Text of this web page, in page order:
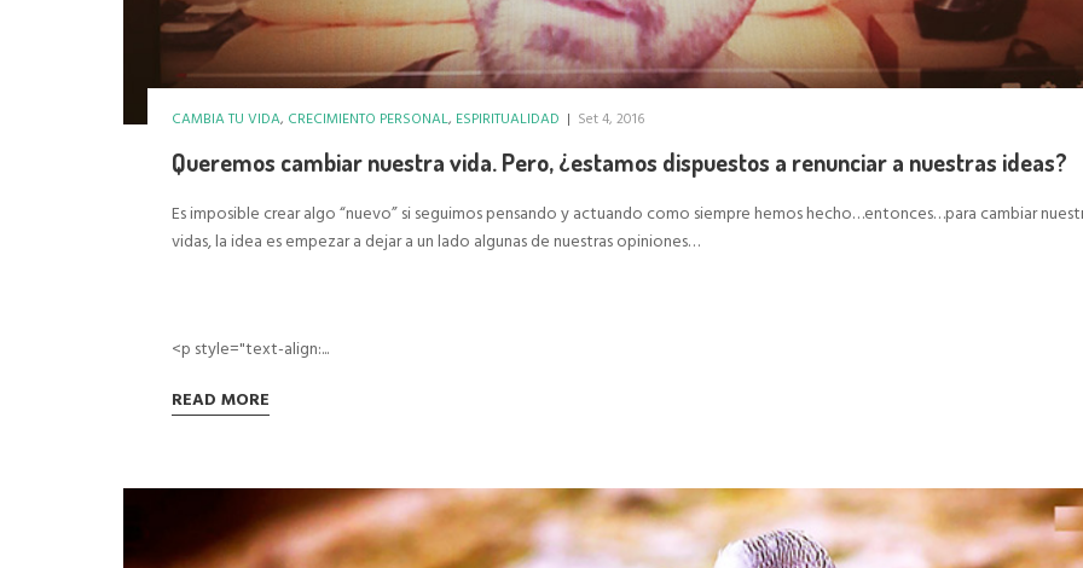
CAMBIA TU VIDA, CRECIMIENTO PERSONAL, ESPIRITUALIDAD | Set 4, 2016
Queremos cambiar nuestra vida. Pero, ¿estamos dispuestos a renunciar a nuestras ideas?
Es imposible crear algo “nuevo” si seguimos pensando y actuando como siempre hemos hecho…entonces…para cambiar
vidas, la idea es empezar a dejar a un lado algunas de nuestras opiniones…
<p style="text-align:...
READ MORE